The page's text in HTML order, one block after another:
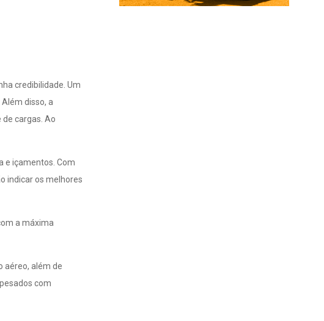
credibilidade. Um
disso, a
cargas. Ao
e içamentos. Com
indicar os melhores
a máxima
aéreo, além de
com